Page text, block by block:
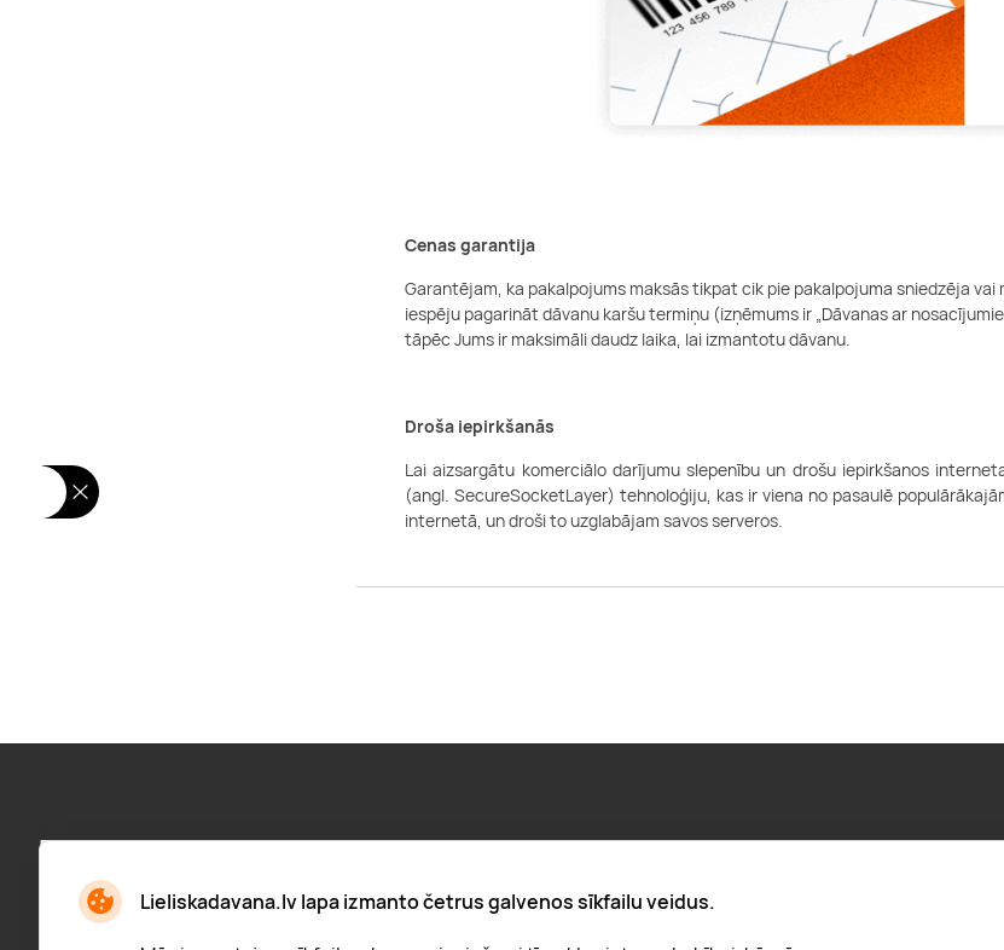
Lieliskadavana.lv lapa izmanto četrus galvenos sīkfailu veidus.
Cenas garantija
Garantējam, ka pakalpojums maksās tikpat cik pie pakalpojuma sniedzēja
iespēju pagarināt dāvanu karšu termiņu (izņēmums ir „Dāvanas ar
tāpēc Jums ir maksimāli daudz laika, lai izmantotu dāvanu.
Droša iepirkšanās
Lai aizsargātu komerciālo darījumu slepenību un drošu iepirkšanos
(angl. SecureSocketLayer) tehnoloģiju, kas ir viena no pasaulē
internetā, un droši to uzglabājam savos serveros.
Pieraksties jaunumiem:
Jaunumi, atlaižu paziņojumi un daudz kas cits
Par "Lieliska dāvana"